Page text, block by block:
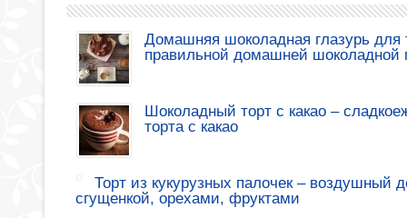
Домашняя шоколадная глазурь для
правильной домашней шоколадной
Шоколадный торт с какао –
торта с какао
Торт из кукурузных палочек – воздушный
сгущенкой, орехами, фруктами